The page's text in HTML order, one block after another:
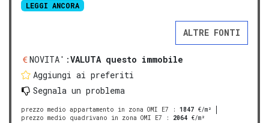
LEGGI ANCORA
ALTRE FONTI
NOVITA':VALUTA questo immobile
Aggiungi ai preferiti
Segnala un problema
prezzo medio appartamento in zona OMI E7 : 1847 €/m²
prezzo medio quadrivano in zona OMI E7 : 2064 €/m²